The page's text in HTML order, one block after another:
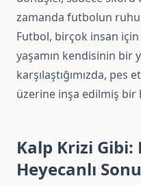
zamanda futbolun
Futbol, birçok insan
yaşamın kendisinin bir
karşılaştığımızda,
üzerine inşa edilmiş bir
Kalp Krizi Gibi:
Heyecanlı